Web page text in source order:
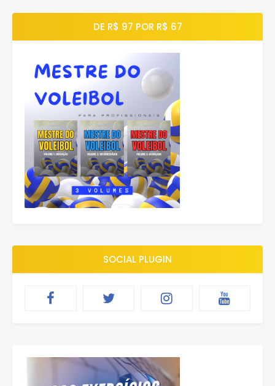
DE R$ 97 POR R$ 67
SOCIAL PLUGIN